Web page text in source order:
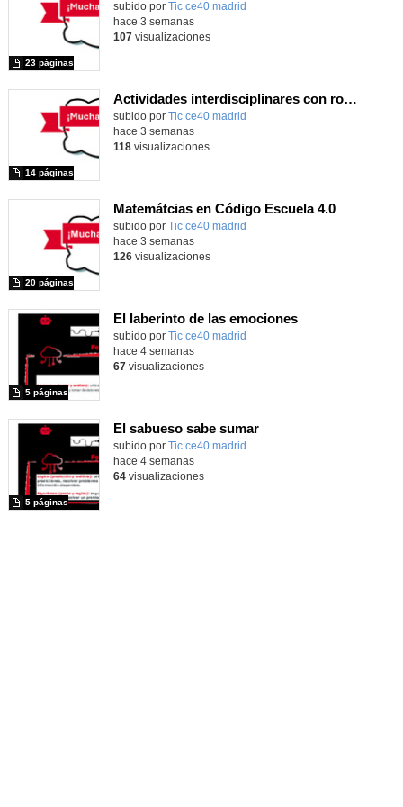
Contenido educativo.
subido por Tic ce40 madrid
23 páginas
hace 3 semanas
107visualizaciones
Actividades interdisciplinares con robótica y pensamiento computacional
Contenido educativo.
subido por Tic ce40 madrid
14 páginas
hace 3 semanas
118visualizaciones
Matemátcias en Código Escuela 4.0
Contenido educativo.
subido por Tic ce40 madrid
20 páginas
hace 3 semanas
126visualizaciones
El laberinto de las emociones
subido por Tic ce40 madrid
5 páginas
hace 4 semanas
67visualizaciones
El sabueso sabe sumar
subido por Tic ce40 madrid
5 páginas
hace 4 semanas
64visualizaciones